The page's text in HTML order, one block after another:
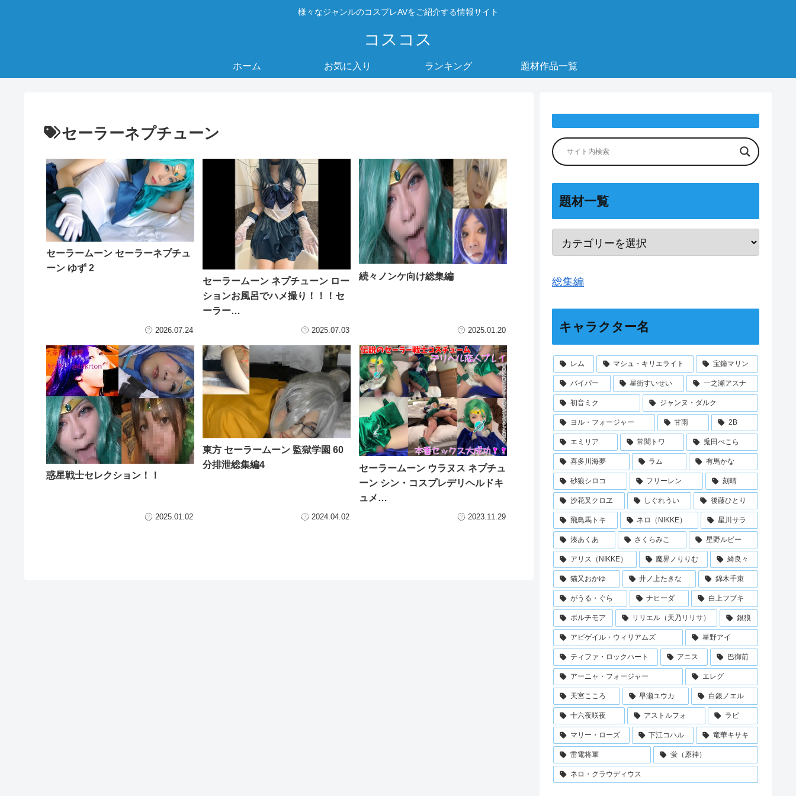
様々なジャンルのコスプレAVをご紹介する情報サイト
コスコス
ホーム お気に入り ランキング 題材作品一覧
セーラーネプチューン
セーラームーン セーラーネプチュ
ーン ゆず 2
2026.07.24
セーラームーン ネプチューン ロー
ションお風呂でハメ撮り！！！セ
ーラー…
2025.07.03
続々ノンケ向け総集編
2025.01.20
惑星戦士セレクション！！
2025.01.02
東方 セーラームーン 監獄学園 60
分排泄総集編4
2024.04.02
セーラームーン ウラヌス ネプチュ
ーン シン・コスプレデリヘルドキ
ュメ…
2023.11.29
題材一覧
総集編
キャラクター名
レム マシュ・キリエライト 宝鐘マリン
バイパー 星街すいせい 一之瀬アスナ
初音ミク ジャンヌ・ダルク
ヨル・フォージャー 甘雨 2B
エミリア 常闇トワ 兎田ぺこら
喜多川海夢 ラム 有馬かな
砂狼シロコ フリーレン 刻晴
沙花叉クロヱ しぐれうい 後藤ひとり
飛鳥馬トキ ネロ（NIKKE） 星川サラ
湊あくあ さくらみこ 星野ルビー
アリス（NIKKE） 魔界ノりりむ 綺良々
猫又おかゆ 井ノ上たきな 錦木千束
がうる・ぐら ナヒーダ 白上フブキ
ボルチモア リリエル（天乃リリサ） 銀狼
アビゲイル・ウィリアムズ 星野アイ
ティファ・ロックハート アニス 巴御前
アーニャ・フォージャー エレグ
天宮こころ 早瀬ユウカ 白銀ノエル
十六夜咲夜 アストルフォ ラピ
マリー・ローズ 下江コハル 竜華キサキ
雷電将軍 蛍（原神）
ネロ・クラウディウス